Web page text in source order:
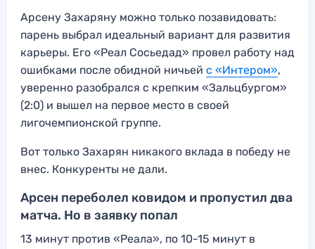
Арсену Захаряну можно только позавидовать:
парень выбрал идеальный вариант для развития
карьеры. Его «Реал Сосьедад» провел работу над
ошибками после обидной ничьей с «Интером»,
уверенно разобрался с крепким «Зальцбургом»
(2:0) и вышел на первое место в своей
лигочемпионской группе.
Вот только Захарян никакого вклада в победу не
внес. Конкуренты не дали.
Арсен переболел ковидом и пропустил два
матча. Но в заявку попал
13 минут против «Реала», по 10-15 минут в